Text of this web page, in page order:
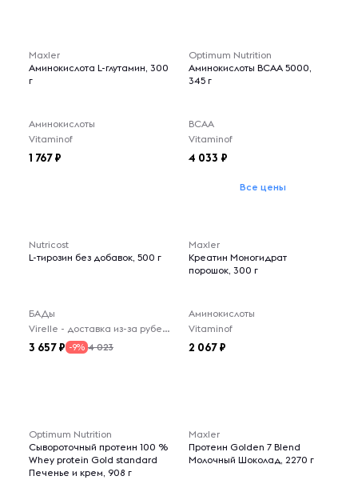
Maxler
Аминокислота L-глутамин, 300
г
Аминокислоты
Vitaminof
1 767
Optimum Nutrition
Аминокислоты BCAA 5000,
345 г
BCAA
Vitaminof
4 033
Все цены
Nutricost
L-тирозин без добавок, 500 г
БАДы
Virelle - доставка из-за рубежа
3 657 -9% 4 023
Maxler
Креатин Моногидрат
порошок, 300 г
Аминокислоты
Vitaminof
2 067
Optimum Nutrition
Сывороточный протеин 100 %
Whey protein Gold standard
Печенье и крем, 908 г
Maxler
Протеин Golden 7 Blend
Молочный Шоколад, 2270 г